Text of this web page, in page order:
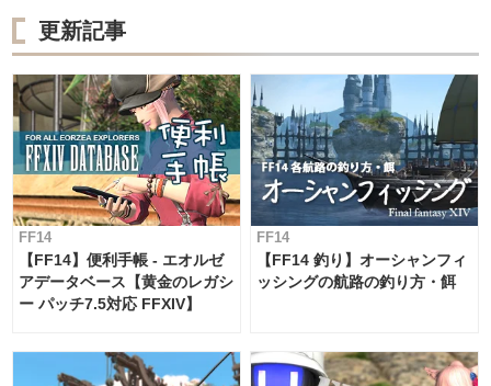
更新記事
FF14
【FF14】便利手帳 - エオルゼ
アデータベース【黄金のレガシ
ー パッチ7.5対応 FFXIV】
FF14
【FF14 釣り】オーシャンフィ
ッシングの航路の釣り方・餌